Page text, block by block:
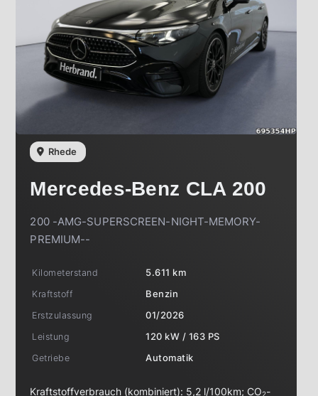
Rhede
Mercedes-Benz CLA 200
200 -AMG-SUPERSCREEN-NIGHT-MEMORY-
PREMIUM--
Kilometerstand
5.611 km
Kraftstoff
Benzin
Erstzulassung
01/2026
Leistung
120 kW / 163 PS
Getriebe
Automatik
Kraftstoffverbrauch (kombiniert): 5,2 l/100km;CO2-